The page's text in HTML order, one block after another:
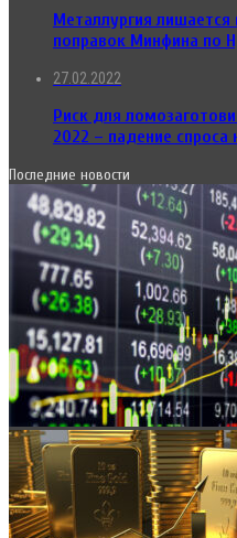
Металлургия лишается
поправок Минфина по
27.02.2022
Риск для
2022 – падение спроса
Последние новости